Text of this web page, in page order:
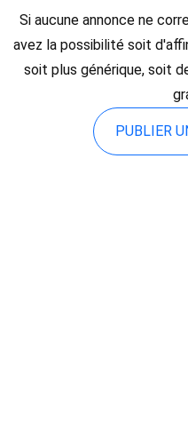
Si aucune annonce ne
avez la possibilité soit
soit plus générique, soit
PUBLIER